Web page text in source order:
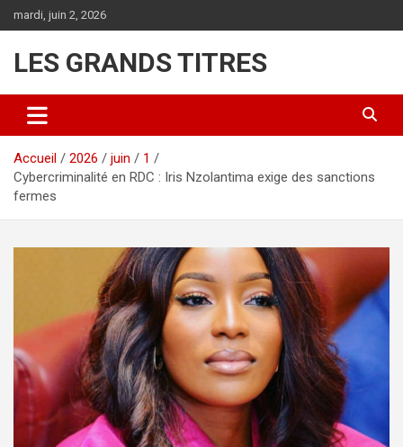
au
mardi, juin 2, 2026
LES GRANDS TITRES
Accueil 2026 juin
1
Cybercriminalité en RDC : Iris Nzolantima exige des sanctions
fermes